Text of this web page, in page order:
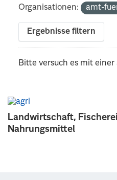
Landwirtschaft,
Nahrungsmittel
Organisationen:
amt-
Ergebnisse filtern
Bitte versuch es mit einer